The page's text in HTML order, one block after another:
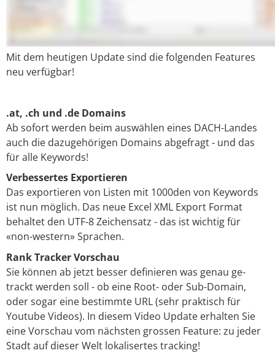
Mit dem heutigen Update sind die folgenden Features
neu verfügbar!
.at, .ch und .de Domains
Ab sofort werden beim auswählen eines DACH-Landes
auch die dazugehörigen Domains abgefragt - und das
für alle Keywords!
Verbessertes Exportieren
Das exportieren von Listen mit 1000den von Keywords
ist nun möglich. Das neue Excel XML Export Format
behaltet den UTF-8 Zeichensatz - das ist wichtig für
«non-western» Sprachen.
Rank Tracker Vorschau
Sie können ab jetzt besser definieren was genau ge-
trackt werden soll - ob eine Root- oder Sub-Domain,
oder sogar eine bestimmte URL (sehr praktisch für
Youtube Videos). In diesem Video Update erhalten Sie
eine Vorschau vom nächsten grossen Feature: zu jeder
Stadt auf dieser Welt lokalisertes tracking!